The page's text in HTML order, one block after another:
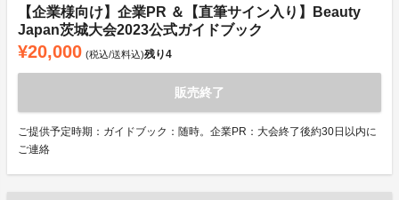
【企業様向け】企業PR ＆【直筆サイン入り】Beauty
Japan茨城大会2023公式ガイドブック
¥20,000 (税込/送料込)残り4
販売終了
ご提供予定時期：ガイドブック：随時。企業PR：大会終了後約30日以内に
ご連絡